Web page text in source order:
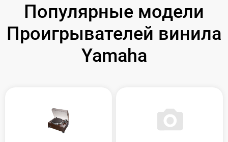
Популярные модели
Проигрывателей винила
Yamaha